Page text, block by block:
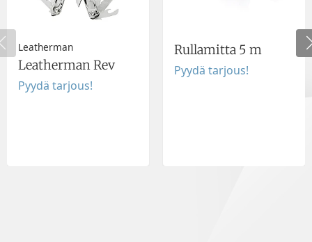
Leatherman
Leatherman Rev
Pyydä tarjous!
Rullamitta 5 m
Pyydä tarjous!